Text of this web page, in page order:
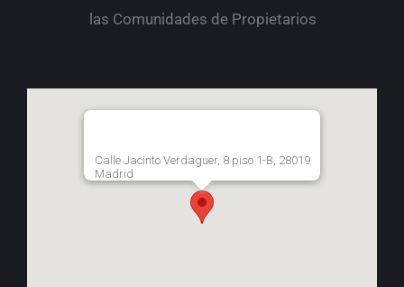
las Comunidades de Propietarios
Calle Jacinto Verdaguer, 8 piso 1-B, 28019
Madrid